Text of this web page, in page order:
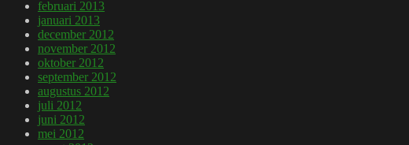
februari 2013
januari 2013
december 2012
november 2012
oktober 2012
september 2012
augustus 2012
juli 2012
juni 2012
mei 2012